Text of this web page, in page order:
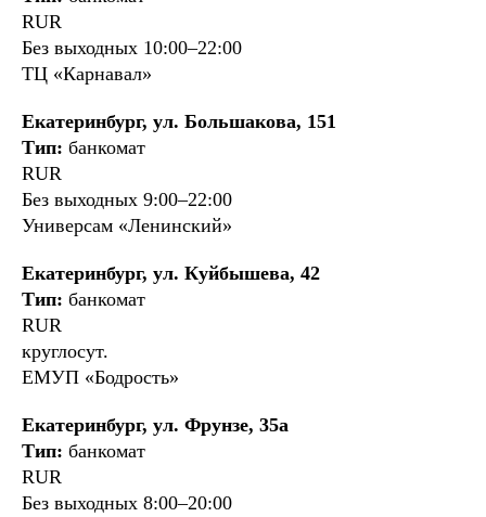
RUR
Без выходных 10:00–22:00
ТЦ «Карнавал»
Екатеринбург, ул. Большакова, 151
Тип: банкомат
RUR
Без выходных 9:00–22:00
Универсам «Ленинский»
Екатеринбург, ул. Куйбышева, 42
Тип: банкомат
RUR
круглосут.
ЕМУП «Бодрость»
Екатеринбург, ул. Фрунзе, 35а
Тип: банкомат
RUR
Без выходных 8:00–20:00